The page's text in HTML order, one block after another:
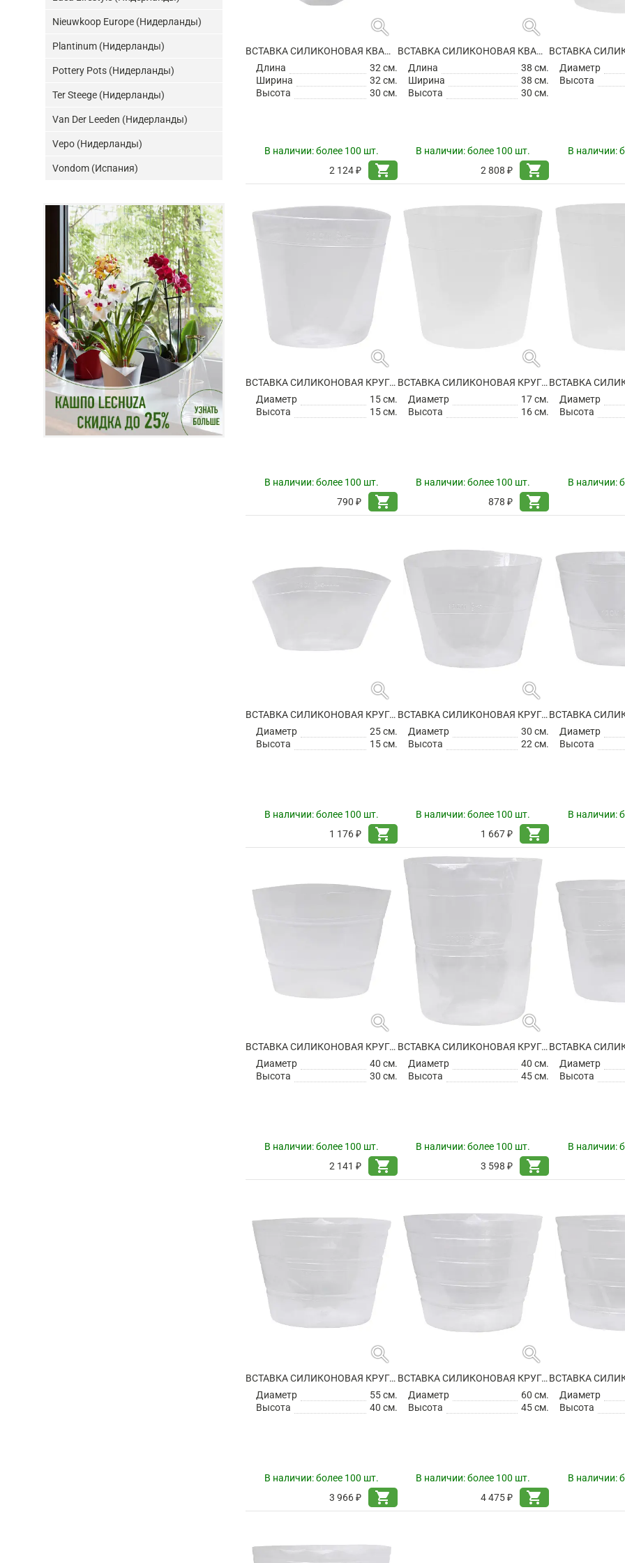
search
ВСТАВКА СИЛИКОНОВАЯ КВАДРАТНАЯ
Длина
32 см.
Ширина
32 см.
Высота
30 см.
В наличии:более 100 шт.
2 124 ₽
shopping_cart
search
ВСТАВКА СИЛИКОНОВАЯ КВАДРАТНАЯ
Длина
38 см.
Ширина
38 см.
Высота
30 см.
В наличии:более 100 шт.
2 808 ₽
shopping_cart
Диаметр
Высота
В наличии:
search
ВСТАВКА СИЛИКОНОВАЯ КРУГЛАЯ
Диаметр
15 см.
Высота
15 см.
В наличии:более 100 шт.
790 ₽
shopping_cart
search
ВСТАВКА СИЛИКОНОВАЯ КРУГЛАЯ
Диаметр
17 см.
Высота
16 см.
В наличии:более 100 шт.
878 ₽
shopping_cart
Диаметр
Высота
В наличии:
search
ВСТАВКА СИЛИКОНОВАЯ КРУГЛАЯ
Диаметр
25 см.
Высота
15 см.
В наличии:более 100 шт.
1 176 ₽
shopping_cart
search
ВСТАВКА СИЛИКОНОВАЯ КРУГЛАЯ
Диаметр
30 см.
Высота
22 см.
В наличии:более 100 шт.
1 667 ₽
shopping_cart
Диаметр
Высота
В наличии:
search
ВСТАВКА СИЛИКОНОВАЯ КРУГЛАЯ
Диаметр
40 см.
Высота
30 см.
В наличии:более 100 шт.
2 141 ₽
shopping_cart
search
ВСТАВКА СИЛИКОНОВАЯ КРУГЛАЯ
Диаметр
40 см.
Высота
45 см.
В наличии:более 100 шт.
3 598 ₽
shopping_cart
Диаметр
Высота
В наличии:
search
ВСТАВКА СИЛИКОНОВАЯ КРУГЛАЯ
Диаметр
55 см.
Высота
40 см.
В наличии:более 100 шт.
3 966 ₽
shopping_cart
search
ВСТАВКА СИЛИКОНОВАЯ КРУГЛАЯ
Диаметр
60 см.
Высота
45 см.
В наличии:более 100 шт.
4 475 ₽
shopping_cart
Диаметр
Высота
В наличии:
Nieuwkoop Europe (Нидерланды)
Plantinum (Нидерланды)
Pottery Pots (Нидерланды)
Ter Steege (Нидерланды)
Van Der Leeden (Нидерланды)
Vepo (Нидерланды)
Vondom (Испания)